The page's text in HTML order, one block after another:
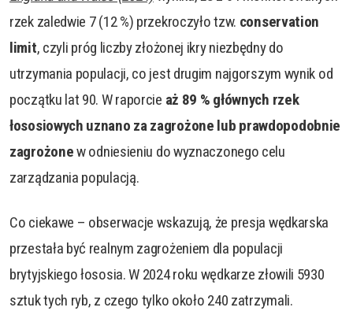
rzek zaledwie 7 (12 %) przekroczyło tzw. conservation
limit, czyli próg liczby złożonej ikry niezbędny do
utrzymania populacji, co jest drugim najgorszym wynik od
początku lat 90. W raporcie aż 89 % głównych rzek
łososiowych uznano za zagrożone lub prawdopodobnie
zagrożonew odniesieniu do wyznaczonego celu
zarządzania populacją.
Co ciekawe – obserwacje wskazują, że presja wędkarska
przestała być realnym zagrożeniem dla populacji
brytyjskiego łososia. W 2024 roku wędkarze złowili 5930
sztuk tych ryb, z czego tylko około 240 zatrzymali.